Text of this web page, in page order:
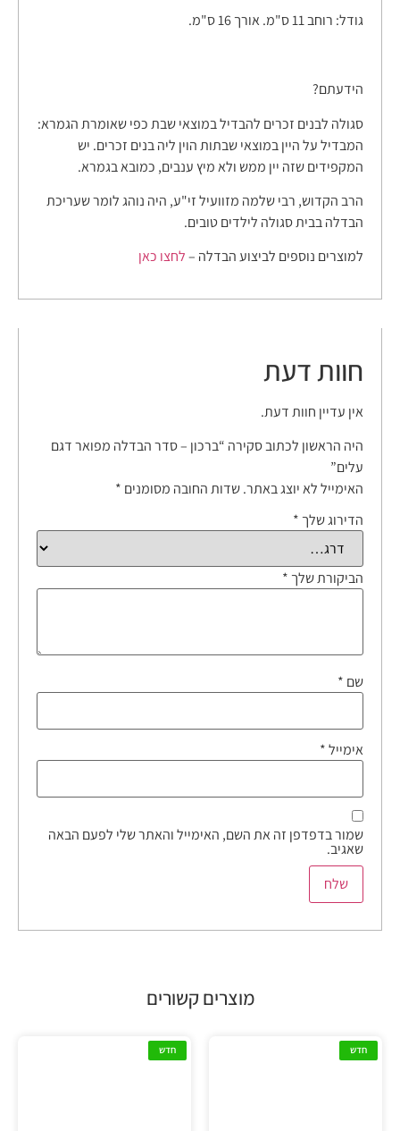
גודל: רוחב 11 ס"מ. אורך 16 ס"מ.
הידעתם?
סגולה לבנים זכרים להבדיל במוצאי שבת כפי שאומרת הגמרא:
המבדיל על היין במוצאי שבתות הוין ליה בנים זכרים. יש
המקפידים שזה יין ממש ולא מיץ ענבים, כמובא בגמרא.
הרב הקדוש, רבי שלמה מזוועיל זי"ע, היה נוהג לומר שעריכת
הבדלה בבית סגולה לילדים טובים.
למוצרים נוספים לביצוע הבדלה –לחצו כאן
חוות דעת
אין עדיין חוות דעת.
היה הראשון לכתוב סקירה “ברכון – סדר הבדלה מפואר דגם
עלים”
האימייל לא יוצג באתר.שדות החובה מסומנים *
הדירוג שלך *
הביקורת שלך *
שם *
אימייל*
שמור בדפדפן זה את השם, האימייל והאתר שלי לפעם הבאה
שאגיב.
מוצרים קשורים
חדש חדש